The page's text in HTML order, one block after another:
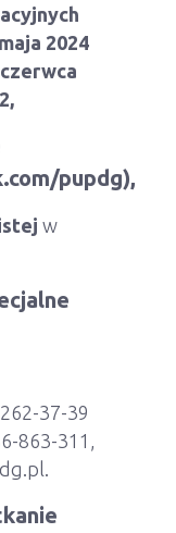
2024
pupdg),
w
37-39
863-311,